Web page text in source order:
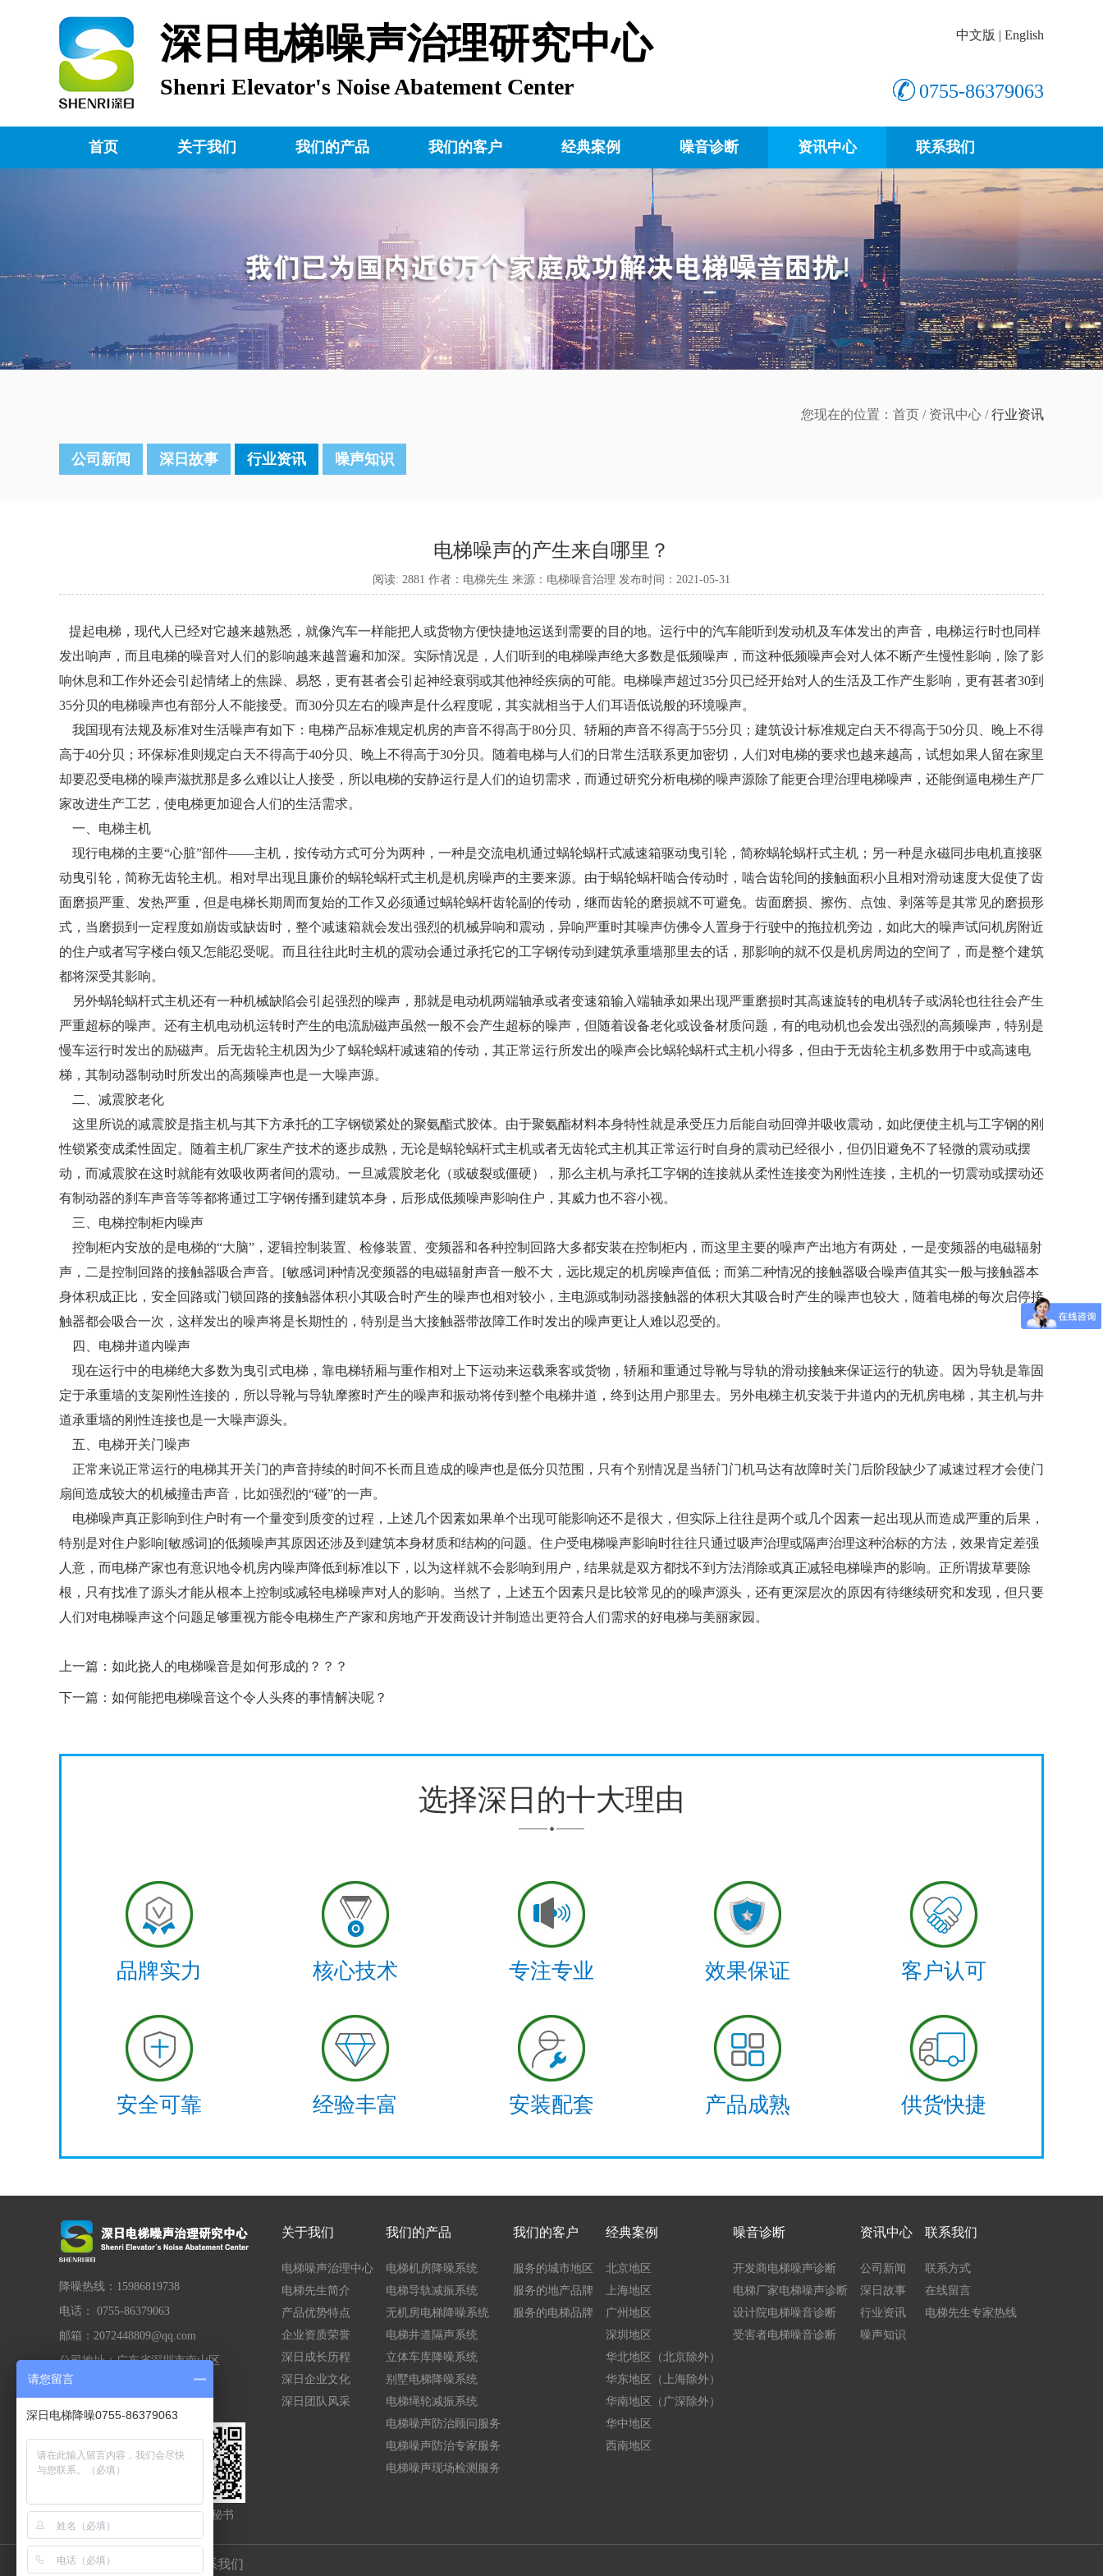
深日电梯噪声治理研究中心
Shenri Elevator's Noise Abatement Center
中文版 | English
0755-86379063
首页 关于我们 我们的产品 我们的客户 经典案例 噪音诊断 资讯中心 联系我们
您现在的位置： 首页 / 资讯中心 /行业资讯
公司新闻 深日故事 行业资讯 噪声知识
电梯噪声的产生来自哪里？
阅读: 2881 作者：电梯先生 来源：电梯噪音治理 发布时间：2021-05-31
提起电梯，现代人已经对它越来越熟悉，就像汽车一样能把人或货物方便快捷地运送到需要的目的地。运行中的汽车能听到发动机及车体发出的声音，电梯运行时也同样
发出响声，而且电梯的噪音对人们的影响越来越普遍和加深。实际情况是，人们听到的电梯噪声绝大多数是低频噪声，而这种低频噪声会对人体不断产生慢性影响，除了影
响休息和工作外还会引起情绪上的焦躁、易怒，更有甚者会引起神经衰弱或其他神经疾病的可能。电梯噪声超过35分贝已经开始对人的生活及工作产生影响，更有甚者30到
35分贝的电梯噪声也有部分人不能接受。而30分贝左右的噪声是什么程度呢，其实就相当于人们耳语低说般的环境噪声。
我国现有法规及标准对生活噪声有如下：电梯产品标准规定机房的声音不得高于80分贝、轿厢的声音不得高于55分贝；建筑设计标准规定白天不得高于50分贝、晚上不得
高于40分贝；环保标准则规定白天不得高于40分贝、晚上不得高于30分贝。随着电梯与人们的日常生活联系更加密切，人们对电梯的要求也越来越高，试想如果人留在家里
却要忍受电梯的噪声滋扰那是多么难以让人接受，所以电梯的安静运行是人们的迫切需求，而通过研究分析电梯的噪声源除了能更合理治理电梯噪声，还能倒逼电梯生产厂
家改进生产工艺，使电梯更加迎合人们的生活需求。
一、电梯主机
现行电梯的主要“心脏”部件――主机，按传动方式可分为两种，一种是交流电机通过蜗轮蜗杆式减速箱驱动曳引轮，简称蜗轮蜗杆式主机；另一种是永磁同步电机直接驱
动曳引轮，简称无齿轮主机。相对早出现且廉价的蜗轮蜗杆式主机是机房噪声的主要来源。由于蜗轮蜗杆啮合传动时，啮合齿轮间的接触面积小且相对滑动速度大促使了齿
面磨损严重、发热严重，但是电梯长期周而复始的工作又必须通过蜗轮蜗杆齿轮副的传动，继而齿轮的磨损就不可避免。齿面磨损、擦伤、点蚀、剥落等是其常见的磨损形
式，当磨损到一定程度如崩齿或缺齿时，整个减速箱就会发出强烈的机械异响和震动，异响严重时其噪声仿佛令人置身于行驶中的拖拉机旁边，如此大的噪声试问机房附近
的住户或者写字楼白领又怎能忍受呢。而且往往此时主机的震动会通过承托它的工字钢传动到建筑承重墙那里去的话，那影响的就不仅是机房周边的空间了，而是整个建筑
都将深受其影响。
另外蜗轮蜗杆式主机还有一种机械缺陷会引起强烈的噪声，那就是电动机两端轴承或者变速箱输入端轴承如果出现严重磨损时其高速旋转的电机转子或涡轮也往往会产生
严重超标的噪声。还有主机电动机运转时产生的电流励磁声虽然一般不会产生超标的噪声，但随着设备老化或设备材质问题，有的电动机也会发出强烈的高频噪声，特别是
慢车运行时发出的励磁声。后无齿轮主机因为少了蜗轮蜗杆减速箱的传动，其正常运行所发出的噪声会比蜗轮蜗杆式主机小得多，但由于无齿轮主机多数用于中或高速电
梯，其制动器制动时所发出的高频噪声也是一大噪声源。
二、减震胶老化
这里所说的减震胶是指主机与其下方承托的工字钢锁紧处的聚氨酯式胶体。由于聚氨酯材料本身特性就是承受压力后能自动回弹并吸收震动，如此便使主机与工字钢的刚
性锁紧变成柔性固定。随着主机厂家生产技术的逐步成熟，无论是蜗轮蜗杆式主机或者无齿轮式主机其正常运行时自身的震动已经很小，但仍旧避免不了轻微的震动或摆
动，而减震胶在这时就能有效吸收两者间的震动。一旦减震胶老化（或破裂或僵硬），那么主机与承托工字钢的连接就从柔性连接变为刚性连接，主机的一切震动或摆动还
有制动器的刹车声音等等都将通过工字钢传播到建筑本身，后形成低频噪声影响住户，其威力也不容小视。
三、电梯控制柜内噪声
控制柜内安放的是电梯的“大脑”，逻辑控制装置、检修装置、变频器和各种控制回路大多都安装在控制柜内，而这里主要的噪声产出地方有两处，一是变频器的电磁辐射
声，二是控制回路的接触器吸合声音。[敏感词]种情况变频器的电磁辐射声音一般不大，远比规定的机房噪声值低；而第二种情况的接触器吸合噪声值其实一般与接触器本
身体积成正比，安全回路或门锁回路的接触器体积小其吸合时产生的噪声也相对较小，主电源或制动器接触器的体积大其吸合时产生的噪声也较大，随着电梯的每次启停接
触器都会吸合一次，这样发出的噪声将是长期性的，特别是当大接触器带故障工作时发出的噪声更让人难以忍受的。
四、电梯井道内噪声
现在运行中的电梯绝大多数为曳引式电梯，靠电梯轿厢与重作相对上下运动来运载乘客或货物，轿厢和重通过导靴与导轨的滑动接触来保证运行的轨迹。因为导轨是靠固
定于承重墙的支架刚性连接的，所以导靴与导轨摩擦时产生的噪声和振动将传到整个电梯井道，终到达用户那里去。另外电梯主机安装于井道内的无机房电梯，其主机与井
道承重墙的刚性连接也是一大噪声源头。
五、电梯开关门噪声
正常来说正常运行的电梯其开关门的声音持续的时间不长而且造成的噪声也是低分贝范围，只有个别情况是当轿门门机马达有故障时关门后阶段缺少了减速过程才会使门
扇间造成较大的机械撞击声音，比如强烈的“碰”的一声。
电梯噪声真正影响到住户时有一个量变到质变的过程，上述几个因素如果单个出现可能影响还不是很大，但实际上往往是两个或几个因素一起出现从而造成严重的后果，
特别是对住户影响[敏感词]的低频噪声其原因还涉及到建筑本身材质和结构的问题。住户受电梯噪声影响时往往只通过吸声治理或隔声治理这种治标的方法，效果肯定差强
人意，而电梯产家也有意识地令机房内噪声降低到标准以下，以为这样就不会影响到用户，结果就是双方都找不到方法消除或真正减轻电梯噪声的影响。正所谓拔草要除
根，只有找准了源头才能从根本上控制或减轻电梯噪声对人的影响。当然了，上述五个因素只是比较常见的的噪声源头，还有更深层次的原因有待继续研究和发现，但只要
人们对电梯噪声这个问题足够重视方能令电梯生产产家和房地产开发商设计并制造出更符合人们需求的好电梯与美丽家园。
上一篇： 如此挠人的电梯噪音是如何形成的？？？
下一篇： 如何能把电梯噪音这个令人头疼的事情解决呢？
选择深日的十大理由
品牌实力 核心技术 专注专业 效果保证 客户认可
安全可靠 经验丰富 安装配套 产品成熟 供货快捷
降噪热线：15986819738
电话： 0755-86379063
邮箱：2072448809@qq.com
公司地址：广东省深圳市南山区
公司官网：
关注电梯噪音治理 客服小秘书
关于我们
电梯噪声治理中心
电梯先生简介
产品优势特点
企业资质荣誉
深日成长历程
深日企业文化
深日团队风采
我们的产品
电梯机房降噪系统
电梯导轨减振系统
无机房电梯降噪系统
电梯井道隔声系统
立体车库降噪系统
别墅电梯降噪系统
电梯绳轮减振系统
电梯噪声防治顾问服务
电梯噪声防治专家服务
电梯噪声现场检测服务
我们的客户
服务的城市地区
服务的地产品牌
服务的电梯品牌
经典案例
北京地区
上海地区
广州地区
深圳地区
华北地区（北京除外）
华东地区（上海除外）
华南地区（广深除外）
华中地区
西南地区
噪音诊断
开发商电梯噪声诊断
电梯厂家电梯噪声诊断
设计院电梯噪音诊断
受害者电梯噪音诊断
资讯中心
公司新闻
深日故事
行业资讯
噪声知识
联系我们
联系方式
在线留言
电梯先生专家热线
网站声明 联系我们
请您留言
深日电梯降噪0755-86379063